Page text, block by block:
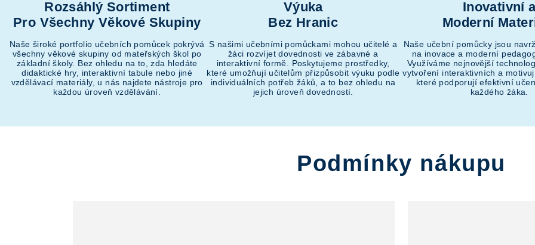
Rozsáhlý Sortiment
Pro Všechny Věkové Skupiny
Naše široké portfolio učebních pomůcek pokrývá
všechny věkové skupiny od mateřských škol po
základní školy. Bez ohledu na to, zda hledáte
didaktické hry, interaktivní tabule nebo jiné
vzdělávací materiály, u nás najdete nástroje pro
každou úroveň vzdělávání.
Výuka
Bez Hranic
S našimi učebními pomůckami mohou učitelé a
žáci rozvíjet dovednosti ve zábavné a
interaktivní formě. Poskytujeme prostředky,
které umožňují učitelům přizpůsobit výuku podle
individuálních potřeb žáků, a to bez ohledu na
jejich úroveň dovedností.
Inovativní
Moderní
Naše učební pomůcky jsou
na inovace a moderní
Využíváme nejnovější
vytvoření interaktivních a
které podporují efektivní
každého žáka.
Podmínky nákupu